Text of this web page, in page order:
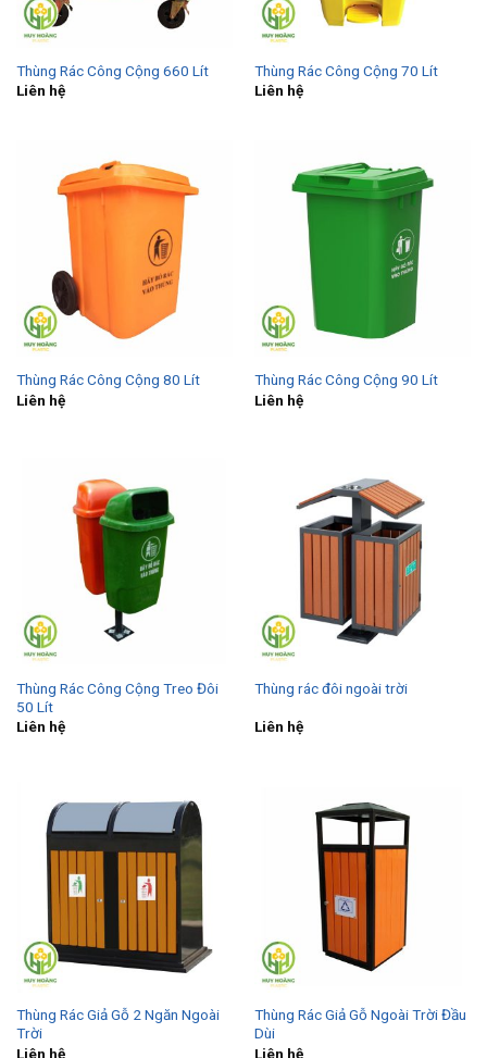
Thùng Rác Công Cộng 660 Lít
Liên hệ
Thùng Rác Công Cộng 70 Lít
Liên hệ
Thùng Rác Công Cộng 80 Lít
Liên hệ
Thùng Rác Công Cộng 90 Lít
Liên hệ
Thùng Rác Công Cộng Treo Đôi
50 Lít
Liên hệ
Thùng rác đôi ngoài trời
Liên hệ
Thùng Rác Giả Gỗ 2 Ngăn Ngoài
Trời
Liên hệ
Thùng Rác Giả Gỗ Ngoài Trời Đầu
Dùi
Liên hệ